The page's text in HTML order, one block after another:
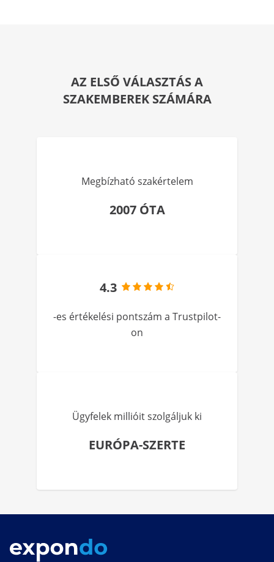
AZ ELSŐ VÁLASZTÁS A
SZAKEMBEREK SZÁMÁRA
Megbízható szakértelem
2007 ÓTA
4.3
-es értékelési pontszám a Trustpilot-
on
Ügyfelek millióit szolgáljuk ki
EURÓPA-SZERTE